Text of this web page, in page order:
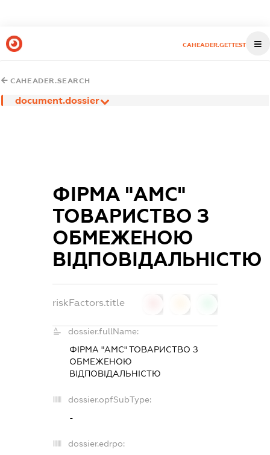
CAHEADER.GETTEST
CAHEADER.SEARCH
document.dossier
ФІРМА "АМС"
ТОВАРИСТВО З
ОБМЕЖЕНОЮ
ВІДПОВІДАЛЬНІСТЮ
riskFactors.title
dossier.fullName:
ФІРМА "АМС" ТОВАРИСТВО З
ОБМЕЖЕНОЮ
ВІДПОВІДАЛЬНІСТЮ
dossier.opfSubType:
-
dossier.edrpo: